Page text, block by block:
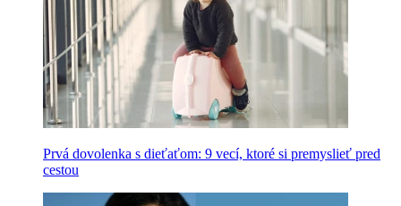
Prvá dovolenka s dieťaťom: 9 vecí, ktoré si premyslieť pred
cestou